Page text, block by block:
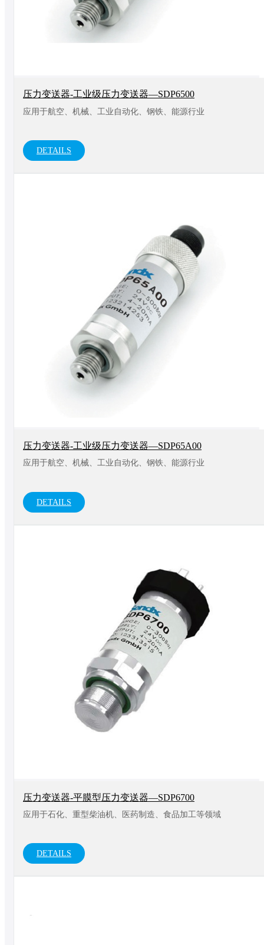
压力变送器-工业级压力变送器—SDP6500
应用于航空、机械、工业自动化、钢铁、能源行业
DETAILS
压力变送器-工业级压力变送器—SDP65A00
应用于航空、机械、工业自动化、钢铁、能源行业
DETAILS
压力变送器-平膜型压力变送器—SDP6700
应用于石化、重型柴油机、医药制造、食品加工等领域
DETAILS